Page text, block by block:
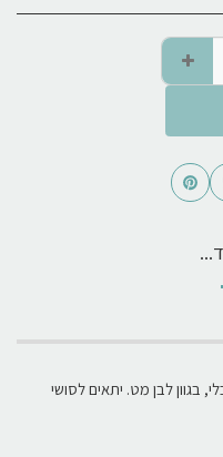
בגוון לבן מט. יתאים לסושי